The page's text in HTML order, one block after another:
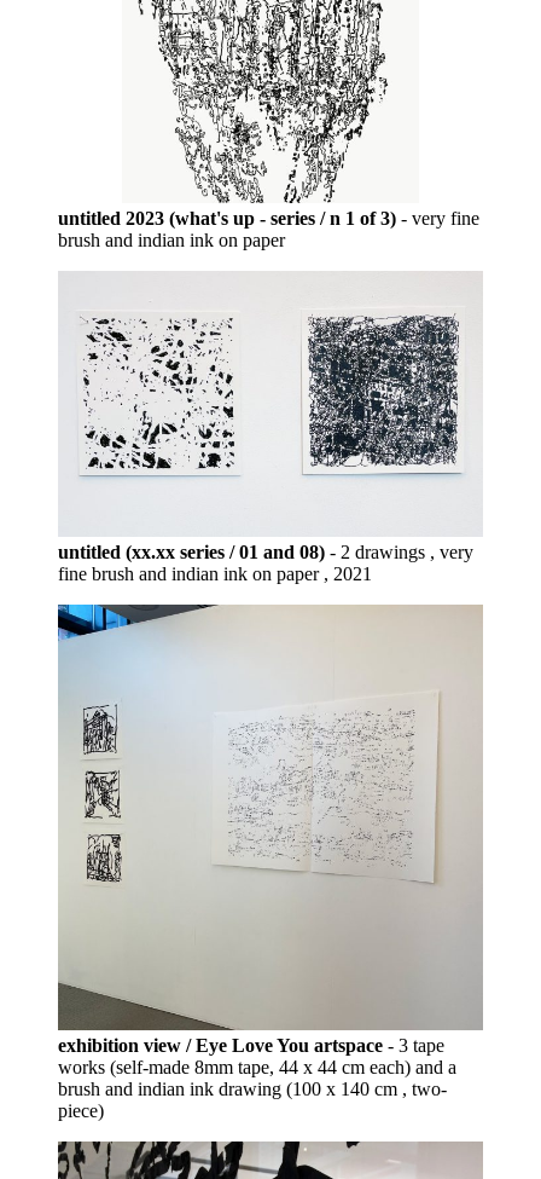
untitled 2023 (what's up - series / n 1 of 3) - very fine
brush and indian ink on paper
untitled (xx.xx series / 01 and 08) - 2 drawings , very
fine brush and indian ink on paper , 2021
exhibition view / Eye Love You artspace - 3 tape
works (self-made 8mm tape, 44 x 44 cm each) and a
brush and indian ink drawing (100 x 140 cm , two-
piece)